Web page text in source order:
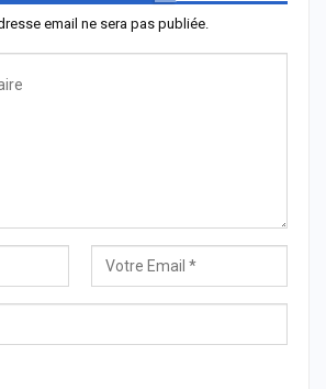
email ne sera pas publiée.